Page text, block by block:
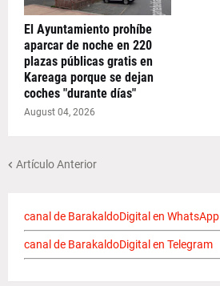
El Ayuntamiento prohíbe
aparcar de noche en 220
plazas públicas gratis en
Kareaga porque se dejan
coches "durante días"
August 04, 2026
Artículo Anterior
canal de BarakaldoDigital en WhatsApp
canal de BarakaldoDigital en Telegram